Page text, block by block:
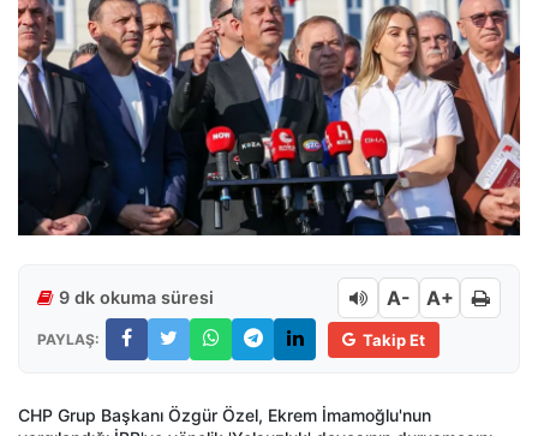
9 dk okuma süresi A- A+
PAYLAŞ: Takip Et
CHP Grup Başkanı Özgür Özel, Ekrem İmamoğlu'nun